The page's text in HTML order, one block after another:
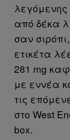
λεγόμενης
από δέκα
σαν
ετικέτα
281 mg
με εννέα
τις
στο West
box.